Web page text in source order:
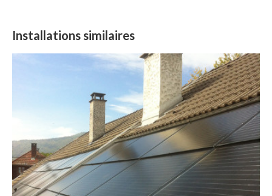
Installations similaires